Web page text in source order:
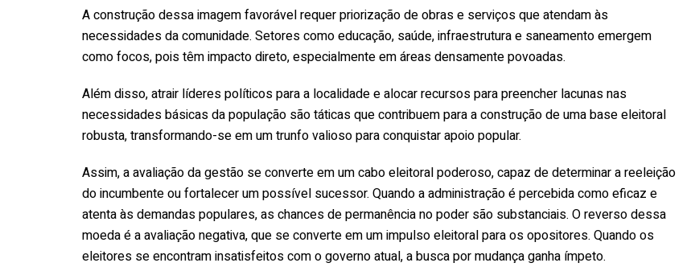
A construção dessa imagem favorável requer priorização de obras e serviços que atendam às
necessidades da comunidade. Setores como educação, saúde, infraestrutura e saneamento emergem
como focos, pois têm impacto direto, especialmente em áreas densamente povoadas.
Além disso, atrair líderes políticos para a localidade e alocar recursos para preencher lacunas nas
necessidades básicas da população são táticas que contribuem para a construção de uma base eleitoral
robusta, transformando-se em um trunfo valioso para conquistar apoio popular.
Assim, a avaliação da gestão se converte em um cabo eleitoral poderoso, capaz de determinar a reeleição
do incumbente ou fortalecer um possível sucessor. Quando a administração é percebida como eficaz e
atenta às demandas populares, as chances de permanência no poder são substanciais. O reverso dessa
moeda é a avaliação negativa, que se converte em um impulso eleitoral para os opositores. Quando os
eleitores se encontram insatisfeitos com o governo atual, a busca por mudança ganha ímpeto.